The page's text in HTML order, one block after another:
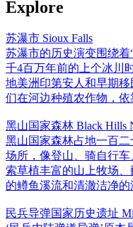
Explore
苏瀑市 Sioux Falls
苏瀑市的历史演变围绕着
千4百万年前的上个冰川
地美洲印第安人和早期
们在河边种殖农作物，依
黑山国家森林 Black Hills
黑山国家森林占地一百
场所，像登山、骑自行
索草植丰富的山上牧场
的鳟鱼溪流和清澈洁净的
民兵导弹国家历史遗址